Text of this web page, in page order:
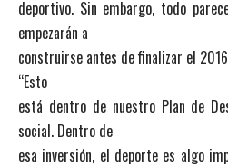
deportivo. Sin embargo, todo
empezarán a
construirse antes de finalizar el
“Esto
está dentro de nuestro Plan de
social. Dentro de
esa inversión, el deporte es algo